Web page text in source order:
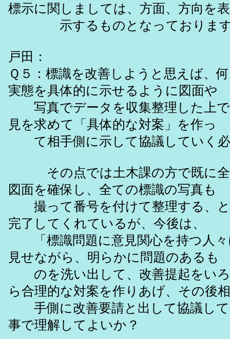
標示に関しましては、方面、方向を表
示するものとなっておりま
戸田：
Ｑ５：標識を改善しようと思えば、
実態を具体的に示せるように図面や
写真でデータを収集整理した上で
見を求めて「具体的な対案」を作っ
て相手側に示して協議していく必
その点では土木課の方で既に全
図面を確保し、全ての標識の写真も
撮って番号を付けて整理する、と
完了してくれているが、今後は、
「標識問題に意見関心を持つ人々
見せながら、明らかに問題のあるも
のを洗い出して、改善提起をい
ら合理的な対案を作りあげ、その後相
手側に改善要請と出して協議して
事で理解してよいか？